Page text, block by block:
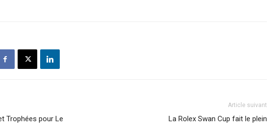
Trophées pour Le
Article suivant
La Rolex Swan Cup fait le plein